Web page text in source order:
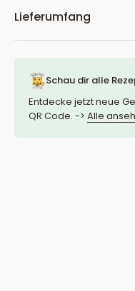
Lieferumfang
Schau dir alle
Entdecke jetzt neue
QR Code. -> Alle